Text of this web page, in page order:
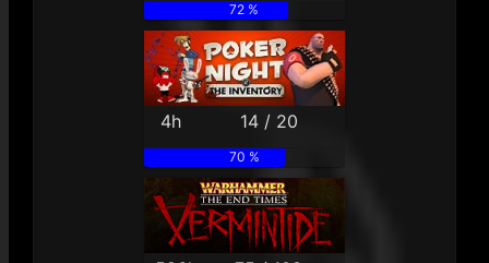
72 %
4h 14 / 20
70 %